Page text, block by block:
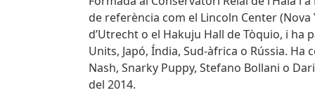
de referència com el Lincoln Center
d’Utrecht o el Hakuju Hall de Tòquio, i
Units, Japó, Índia, Sud-àfrica o Rússia.
Nash, Snarky Puppy, Stefano Bollani o
del 2014.